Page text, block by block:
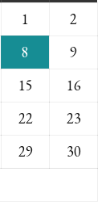
1
2
8
9
15
16
22
23
29
30